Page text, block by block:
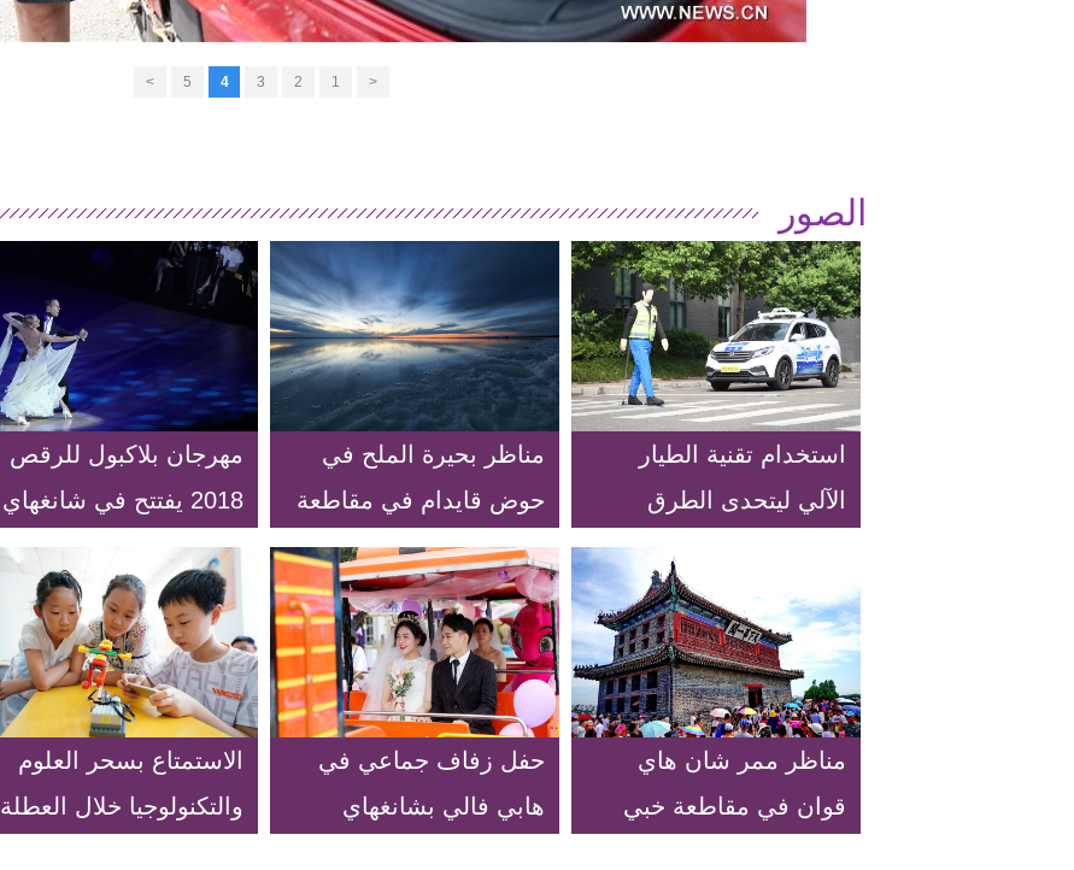
<
1
2
3
4
5
>
الصور
استخدام تقنية الطيار
الآلي ليتحدى الطرق
المعقدة في تشونغتشينغ
مناظر بحيرة الملح في
حوض قايدام في مقاطعة
تشينغهاي بشمال غربي
الصين
مهرجان بلاكبول للرقص
2018 يفتتح في شانغهاي
بالصين
مناظر ممر شان هاي
قوان في مقاطعة خبي
حفل زفاف جماعي في
هابي فالي بشانغهاي
الاستمتاع بسحر العلوم
والتكنولوجيا خلال العطلة